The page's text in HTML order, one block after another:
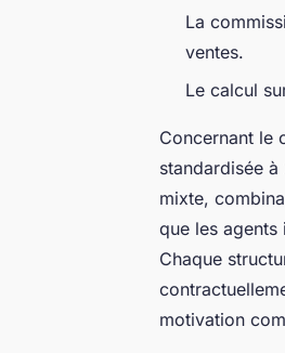
La
ventes.
Le calcul
Concernant le
standardisée
mixte,
que les
Chaque
motivation